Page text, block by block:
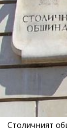
Столичният